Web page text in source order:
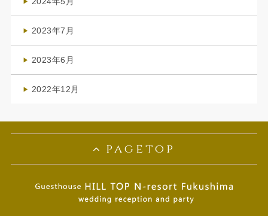
2023年7月
2023年6月
2022年12月
pagetop